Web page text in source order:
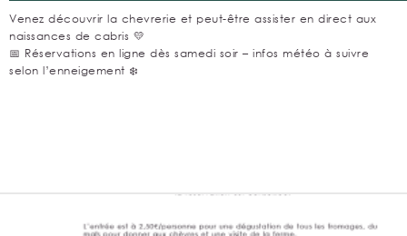
Venez découvrir la chevrerie et peut-être assister en direct aux
naissances de cabris 💛
📅 Réservations en ligne dès samedi soir – infos météo à suivre
selon l’enneigement ❄️